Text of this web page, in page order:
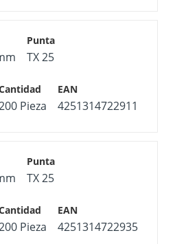
TX 25
Pieza 4251314722911
TX 25
Pieza 4251314722935